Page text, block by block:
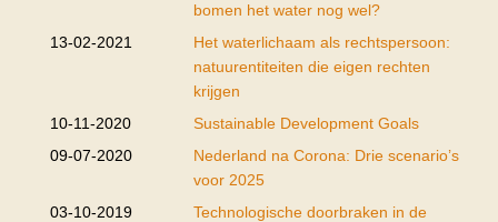
bomen het water nog wel?
13-02-2021
Het waterlichaam als rechtspersoon:
natuurentiteiten die eigen rechten
krijgen
10-11-2020
Sustainable Development Goals
09-07-2020
Nederland na Corona: Drie scenario’s
voor 2025
03-10-2019
Technologische doorbraken in de